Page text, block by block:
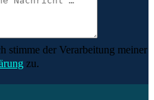
stimme der Verarbeitung meiner
zu.